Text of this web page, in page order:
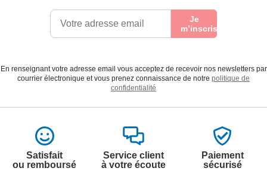
Je
m’inscris
En renseignant votre adresse email vous acceptez de recevoir nos newsletters par
courrier électronique et vous prenez connaissance de notre politique de
confidentialité
Satisfait
ou remboursé
Service client
à votre écoute
Paiement
sécurisé